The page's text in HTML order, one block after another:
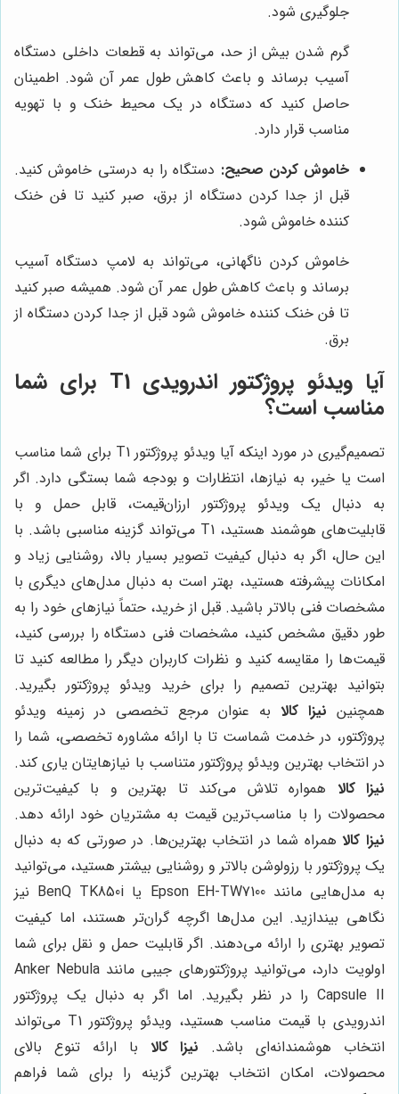
جلوگیری شود.
گرم شدن بیش از حد، می‌تواند به قطعات داخلی دستگاه
آسیب برساند و باعث کاهش طول عمر آن شود. اطمینان
حاصل کنید که دستگاه در یک محیط خنک و با تهویه
مناسب قرار دارد.
خاموش کردن صحیح: دستگاه را به درستی خاموش کنید.
قبل از جدا کردن دستگاه از برق، صبر کنید تا فن خنک
کننده خاموش شود.
خاموش کردن ناگهانی، می‌تواند به لامپ دستگاه آسیب
برساند و باعث کاهش طول عمر آن شود. همیشه صبر کنید
تا فن خنک کننده خاموش شود قبل از جدا کردن دستگاه از
برق.
آیا ویدئو پروژکتور اندرویدی T1 برای شما
مناسب است؟
تصمیم‌گیری در مورد اینکه آیا ویدئو پروژکتور T1 برای شما مناسب
است یا خیر، به نیازها، انتظارات و بودجه شما بستگی دارد. اگر
به دنبال یک ویدئو پروژکتور ارزان‌قیمت، قابل حمل و با
قابلیت‌های هوشمند هستید، T1 می‌تواند گزینه مناسبی باشد. با
این حال، اگر به دنبال کیفیت تصویر بسیار بالا، روشنایی زیاد و
امکانات پیشرفته هستید، بهتر است به دنبال مدل‌های دیگری با
مشخصات فنی بالاتر باشید. قبل از خرید، حتماً نیازهای خود را به
طور دقیق مشخص کنید، مشخصات فنی دستگاه را بررسی کنید،
قیمت‌ها را مقایسه کنید و نظرات کاربران دیگر را مطالعه کنید تا
بتوانید بهترین تصمیم را برای خرید ویدئو پروژکتور بگیرید.
همچنین نیزا کالا به عنوان مرجع تخصصی در زمینه ویدئو
پروژکتور، در خدمت شماست تا با ارائه مشاوره تخصصی، شما را
در انتخاب بهترین ویدئو پروژکتور متناسب با نیازهایتان یاری کند.
نیزا کالا همواره تلاش می‌کند تا بهترین و با کیفیت‌ترین
محصولات را با مناسب‌ترین قیمت به مشتریان خود ارائه دهد.
نیزا کالاهمراه شما در انتخاب بهترین‌ها. در صورتی که به دنبال
یک پروژکتور با رزولوشن بالاتر و روشنایی بیشتر هستید، می‌توانید
به مدل‌هایی مانند Epson EH-TW7100 یا BenQ TK850i نیز
نگاهی بیندازید. این مدل‌ها اگرچه گران‌تر هستند، اما کیفیت
تصویر بهتری را ارائه می‌دهند. اگر قابلیت حمل و نقل برای شما
اولویت دارد، می‌توانید پروژکتورهای جیبی مانند Anker Nebula
Capsule II را در نظر بگیرید. اما اگر به دنبال یک پروژکتور
اندرویدی با قیمت مناسب هستید، ویدئو پروژکتور T1 می‌تواند
انتخاب هوشمندانه‌ای باشد. نیزا کالا با ارائه تنوع بالای
محصولات، امکان انتخاب بهترین گزینه را برای شما فراهم